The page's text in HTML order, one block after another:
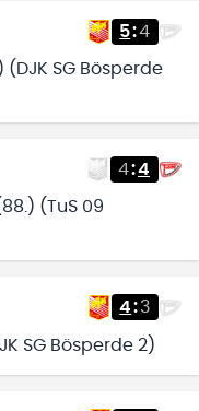
5:4
SG Bösperde
4:4
(TuS 09
4:3
SG Bösperde 2)